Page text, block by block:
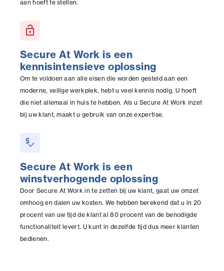
aan hoeft te stellen.
lock_open
Secure At Work is een
kennisintensieve oplossing
Om te voldoen aan alle eisen die worden gesteld aan een
moderne, veilige werkplek, hebt u veel kennis nodig. U hoeft
die niet allemaal in huis te hebben. Als u Secure At Work inzet
bij uw klant, maakt u gebruik van onze expertise.
price_check
Secure At Work is een
winstverhogende oplossing
Door Secure At Work in te zetten bij uw klant, gaat uw omzet
omhoog en dalen uw kosten. We hebben berekend dat u in 20
procent van uw tijd de klant al 80 procent van de benodigde
functionaliteit levert. U kunt in dezelfde tijd dus meer klanten
bedienen.